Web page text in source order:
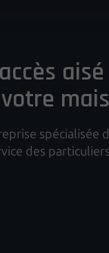
spécialisée
des